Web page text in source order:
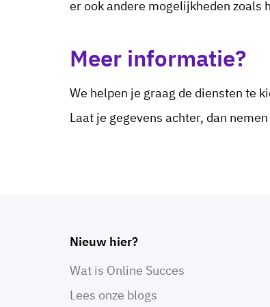
er ook andere mogelijkheden zoals
Meer informatie?
We helpen je graag de diensten te
Laat je gegevens achter, dan
Nieuw hier?
Wat is Online Succes
Lees onze blogs